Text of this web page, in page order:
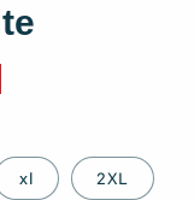
xl 2XL